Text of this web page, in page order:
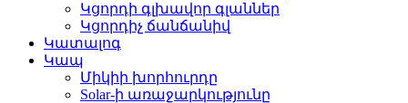
Կցորդի գլխավոր գլաններ
Կցորդիչ ճանճանիվ
Կատալոգ
Կապ
Միկիի խորհուրդը
Solar-ի առաջարկությունը